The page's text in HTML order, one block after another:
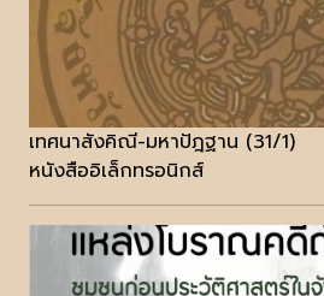
เทศนาสังคิณี-มหาปัฎฐาน (31/1)
หนังสืออิเล็กทรอนิกส์